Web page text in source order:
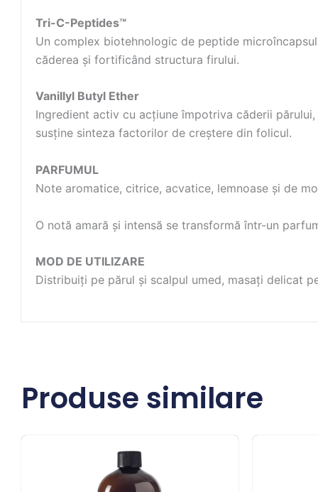
Tri-C-Peptides™
Un complex biotehnologic de peptide
căderea și fortificând structura firului.
Vanillyl Butyl Ether
Ingredient activ cu acțiune împotriva căderii
susține sinteza factorilor de creștere din folicul.
PARFUMUL
Note aromatice, citrice, acvatice, lemnoase și de
O notă amară și intensă se transformă într-un
MOD DE UTILIZARE
Distribuiți pe părul și scalpul umed, masați delicat
Produse similare